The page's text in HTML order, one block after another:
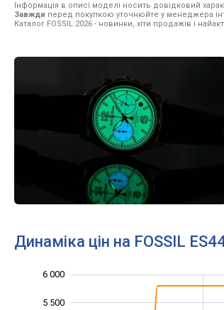
Інформація в описі моделі носить довідковий
Завжди перед покупкою уточнюйте у менеджера
Каталог FOSSIL 2026 - новинки, хіти продажів і
Динаміка цін на FOSSIL
5 500
6 000